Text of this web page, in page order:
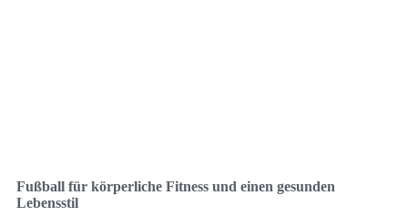
Fußball für körperliche Fitness und einen gesunden
Lebensstil